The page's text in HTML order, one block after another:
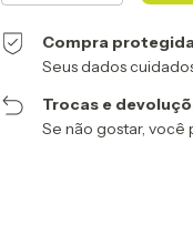
Compra protegida
Seus dados
Trocas e
Se não gostar,